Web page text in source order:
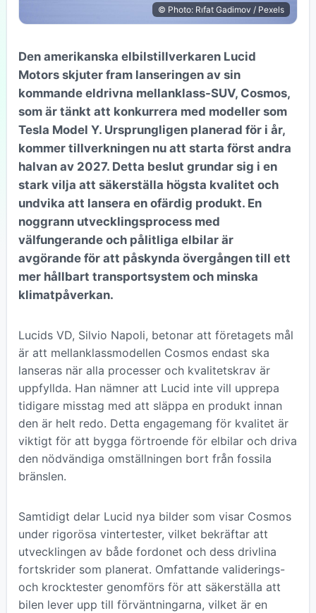
© Photo: Rıfat Gadimov / Pexels
Den amerikanska elbilstillverkaren Lucid
Motors skjuter fram lanseringen av sin
kommande eldrivna mellanklass-SUV, Cosmos,
som är tänkt att konkurrera med modeller som
Tesla Model Y. Ursprungligen planerad för i år,
kommer tillverkningen nu att starta först andra
halvan av 2027. Detta beslut grundar sig i en
stark vilja att säkerställa högsta kvalitet och
undvika att lansera en ofärdig produkt. En
noggrann utvecklingsprocess med
välfungerande och pålitliga elbilar är
avgörande för att påskynda övergången till ett
mer hållbart transportsystem och minska
klimatpåverkan.
Lucids VD, Silvio Napoli, betonar att företagets mål
är att mellanklassmodellen Cosmos endast ska
lanseras när alla processer och kvalitetskrav är
uppfyllda. Han nämner att Lucid inte vill upprepa
tidigare misstag med att släppa en produkt innan
den är helt redo. Detta engagemang för kvalitet är
viktigt för att bygga förtroende för elbilar och driva
den nödvändiga omställningen bort från fossila
bränslen.
Samtidigt delar Lucid nya bilder som visar Cosmos
under rigorösa vintertester, vilket bekräftar att
utvecklingen av både fordonet och dess drivlina
fortskrider som planerat. Omfattande validerings-
och krocktester genomförs för att säkerställa att
bilen lever upp till förväntningarna, vilket är en